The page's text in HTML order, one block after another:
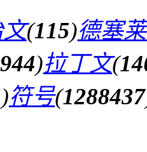
(115)德塞
)拉丁文(
)符号(1288437